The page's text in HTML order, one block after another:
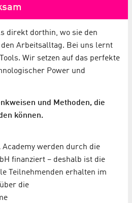
direkt dorthin, wo sie den
Arbeitsalltag. Bei uns lernt
Wir setzen auf das perfekte
Power und
und Methoden, die
können.
Academy werden durch die
finanziert – deshalb ist die
Teilnehmenden erhalten im
die